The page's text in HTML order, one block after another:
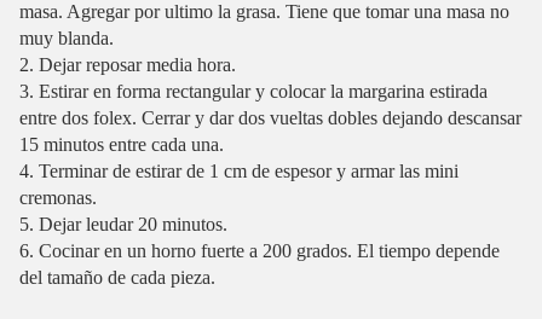
masa. Agregar por ultimo la grasa. Tiene que tomar una masa no
muy blanda.
2. Dejar reposar media hora.
3. Estirar en forma rectangular y colocar la margarina estirada
entre dos folex. Cerrar y dar dos vueltas dobles dejando descansar
15 minutos entre cada una.
4. Terminar de estirar de 1 cm de espesor y armar las mini
cremonas.
5. Dejar leudar 20 minutos.
6. Cocinar en un horno fuerte a 200 grados. El tiempo depende
del tamaño de cada pieza.